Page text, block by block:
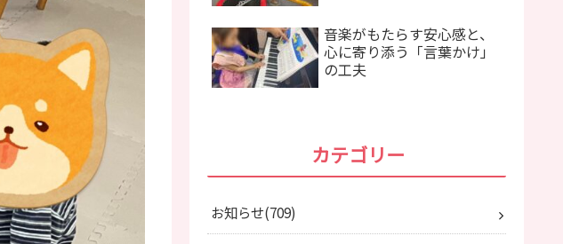
音楽がもたらす安心感と、
心に寄り添う「言葉かけ」
の工夫
カテゴリー
お知らせ 709